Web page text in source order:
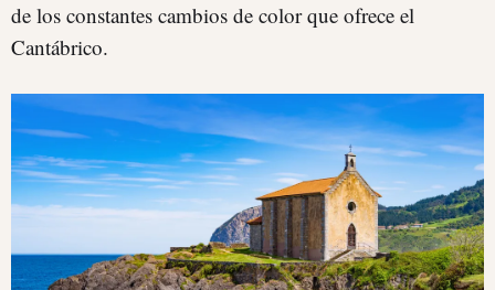
de los constantes cambios de color que ofrece el
Cantábrico.